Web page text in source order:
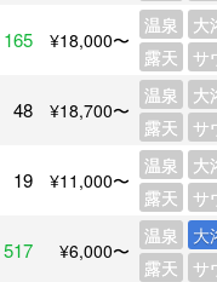
165 ¥18,000〜
温泉
大
露天
サ
48 ¥18,700〜
温泉
大
露天
サ
19 ¥11,000〜
温泉
大
露天
サ
517 ¥6,000〜
温泉
大
露天
サ